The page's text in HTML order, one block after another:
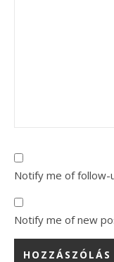
Notify me of follow-
Notify me of new